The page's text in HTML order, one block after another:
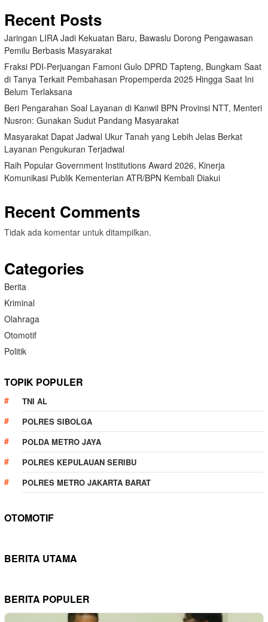
Recent Posts
Jaringan LIRA Jadi Kekuatan Baru, Bawaslu Dorong Pengawasan
Pemilu Berbasis Masyarakat
Fraksi PDI-Perjuangan Famoni Gulo DPRD Tapteng, Bungkam Saat
di Tanya Terkait Pembahasan Propemperda 2025 Hingga Saat Ini
Belum Terlaksana
Beri Pengarahan Soal Layanan di Kanwil BPN Provinsi NTT, Menteri
Nusron: Gunakan Sudut Pandang Masyarakat
Masyarakat Dapat Jadwal Ukur Tanah yang Lebih Jelas Berkat
Layanan Pengukuran Terjadwal
Raih Popular Government Institutions Award 2026, Kinerja
Komunikasi Publik Kementerian ATR/BPN Kembali Diakui
Recent Comments
Tidak ada komentar untuk ditampilkan.
Categories
Berita
Kriminal
Olahraga
Otomotif
Politik
TOPIK POPULER
TNI AL
POLRES SIBOLGA
POLDA METRO JAYA
POLRES KEPULAUAN SERIBU
POLRES METRO JAKARTA BARAT
OTOMOTIF
BERITA UTAMA
BERITA POPULER